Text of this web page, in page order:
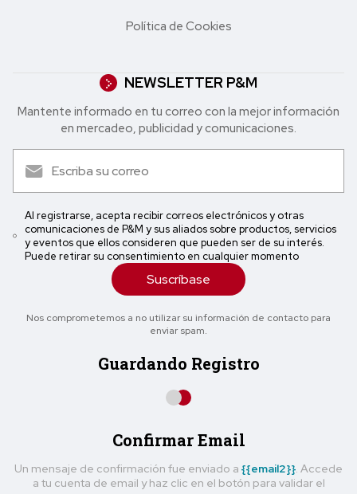
Política de Cookies
NEWSLETTER P&M
Mantente informado en tu correo con la mejor in formación
en mercadeo, publicidad y comunicaciones.
Al registrarse, acepta recibir correos electrónicos y otras
comunicaciones de P&M y sus aliados sobre productos, servicios
y eventos que ellos consideren que pueden ser de su interés.
Puede retirar su consentimiento en cualquier momento
Suscríbase
Nos comprometemos a no utilizar su información de contacto para
enviar spam.
Guardando Registro
Confirmar Email
Un mensaje de confirmación fue enviado a {{email2}}. Accede
a tu cuenta de email y haz clic en el botón para validar el